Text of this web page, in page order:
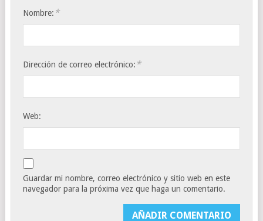
Nombre: *
Dirección de correo electrónico: *
Web:
Guardar mi nombre, correo electrónico y sitio web en este
navegador para la próxima vez que haga un comentario.